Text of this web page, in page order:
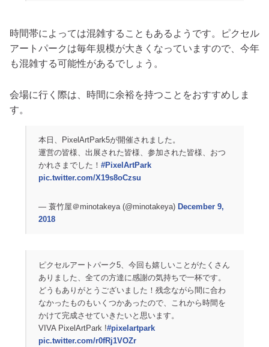
時間帯によっては混雑することもあるようです。ピクセル
アートパークは毎年規模が大きくなっていますので、今年
も混雑する可能性があるでしょう。
会場に行く際は、時間に余裕を持つことをおすすめしま
す。
本日、PixelArtPark5が開催されました。
運営の皆様、出展された皆様、参加された皆様、おつ
かれさまでした！ #PixelArtPark
pic.twitter.com/X19s8oCzsu
— 蓑竹屋＠minotakeya (@minotakeya) December 9,
2018
ピクセルアートパーク5、今回も嬉しいことがたくさん
ありました、全ての方達に感謝の気持ちで一杯です。
どうもありがとうございました！残念ながら間に合わ
なかったものもいくつかあったので、これから時間を
かけて完成させていきたいと思います。
VIVA PixelArtPark !#pixelartpark
pic.twitter.com/r0fRj1VOZr